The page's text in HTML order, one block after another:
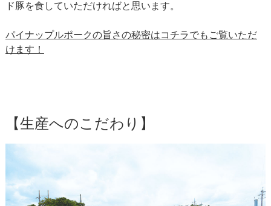
ド豚を食していただければと思います。
パイナップルポークの旨さの秘密はコチラでもご覧いただ
けます！
【生産へのこだわり】